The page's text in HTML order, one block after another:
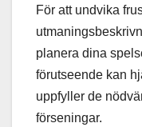
För att undvika
planera dina
förutseende kan
uppfyller de
förseningar.